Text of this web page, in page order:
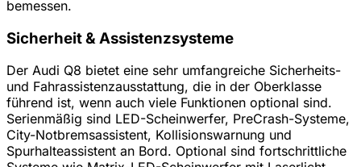
bemessen.
Sicherheit & Assistenzsysteme
Der Audi Q8 bietet eine sehr umfangreiche Sicherheits-
und Fahrassistenzausstattung, die in der Oberklasse
führend ist, wenn auch viele Funktionen optional sind.
Serienmäßig sind LED-Scheinwerfer, PreCrash-Systeme,
City-Notbremsassistent, Kollisionswarnung und
Spurhalteassistent an Bord. Optional sind fortschrittliche